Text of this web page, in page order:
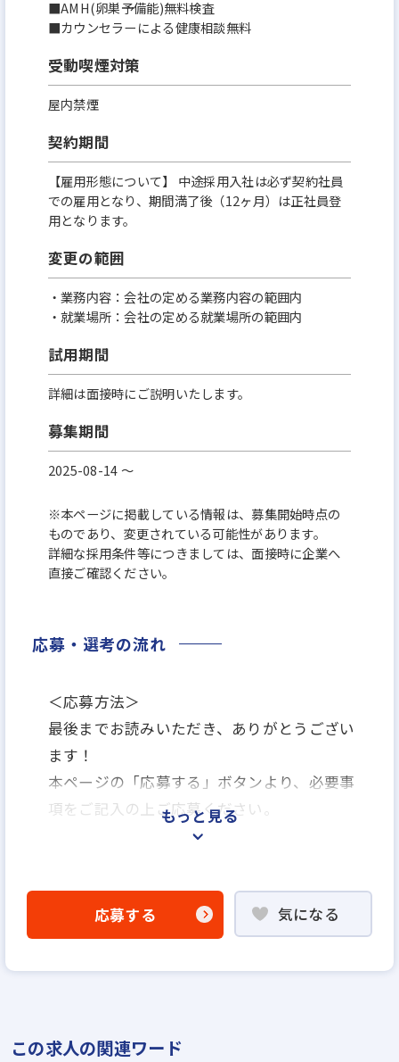
■AMH(卵巣予備能)無料検査
■カウンセラーによる健康相談無料
受動喫煙対策
屋内禁煙
契約期間
【雇用形態について】 中途採用入社は必ず契約社員
での雇用となり、期間満了後（12ヶ月）は正社員登
用となります。
変更の範囲
・業務内容：会社の定める業務内容の範囲内
・就業場所：会社の定める就業場所の範囲内
試用期間
詳細は面接時にご説明いたします。
募集期間
2025-08-14 〜
※本ページに掲載している情報は、募集開始時点の
ものであり、変更されている可能性があります。
詳細な採用条件等につきましては、面接時に企業へ
直接ご確認ください。
応募・選考の流れ
＜応募方法＞
最後までお読みいただき、ありがとうござい
ます！
本ページの「応募する」ボタンより、必要事
項をご記入の上ご応募ください。
「応募する」よりエントリー
WEB応募書類による書類選考
▼
▼
もっと見る
応募する 気になる
この求人の関連ワード